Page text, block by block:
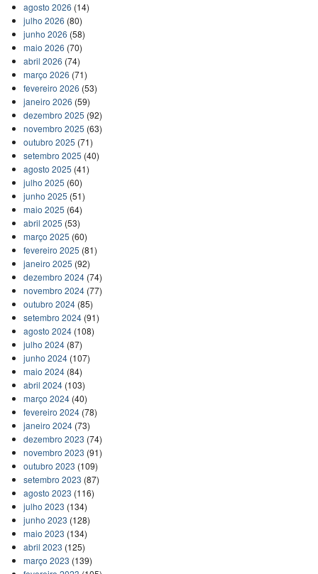
agosto 2026 (14)
julho 2026 (80)
junho 2026 (58)
maio 2026 (70)
abril 2026 (74)
março 2026 (71)
fevereiro 2026 (53)
janeiro 2026 (59)
dezembro 2025 (92)
novembro 2025 (63)
outubro 2025 (71)
setembro 2025 (40)
agosto 2025 (41)
julho 2025 (60)
junho 2025 (51)
maio 2025 (64)
abril 2025 (53)
março 2025 (60)
fevereiro 2025 (81)
janeiro 2025 (92)
dezembro 2024(74)
novembro 2024(77)
outubro 2024(85)
setembro 2024(91)
agosto 2024(108)
julho 2024(87)
junho 2024(107)
maio 2024(84)
abril 2024(103)
março 2024(40)
fevereiro 2024(78)
janeiro 2024(73)
dezembro 2023 (74)
novembro 2023 (91)
outubro 2023 (109)
setembro 2023 (87)
agosto 2023 (116)
julho 2023 (134)
junho 2023 (128)
maio 2023 (134)
abril 2023 (125)
março 2023 (139)